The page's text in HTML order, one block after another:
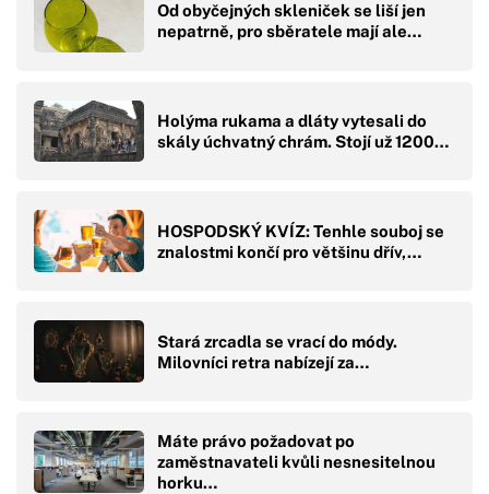
Od obyčejných skleniček se liší jen
nepatrně, pro sběratele mají ale…
Holýma rukama a dláty vytesali do
skály úchvatný chrám. Stojí už 1200…
HOSPODSKÝ KVÍZ: Tenhle souboj se
znalostmi končí pro většinu dřív,…
Stará zrcadla se vrací do módy.
Milovníci retra nabízejí za…
Máte právo požadovat po
zaměstnavateli kvůli nesnesitelnou
horku…